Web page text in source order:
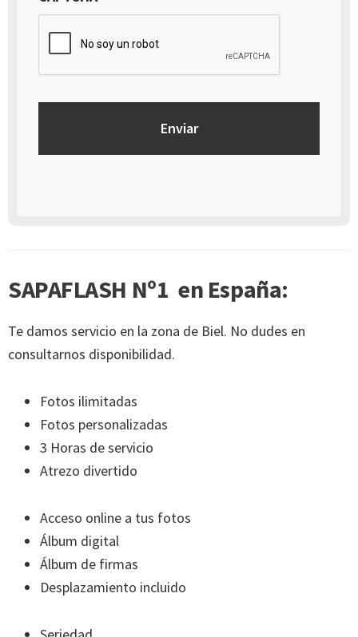
prestado para el tratamiento de los mismos, mediante escrito
dirigido a la dirección Calle Italia núm. 1 Alfaz del Pí (03580),
Alicante - España
SAPAFLASH Nº1 en España:
Te damos servicio en la zona de Biel. No dudes en
consultarnos disponibilidad.
Fotos ilimitadas
Fotos personalizadas
3 Horas de servicio
Atrezo divertido
Acceso online a tus fotos
Álbum digital
Álbum de firmas
Desplazamiento incluido